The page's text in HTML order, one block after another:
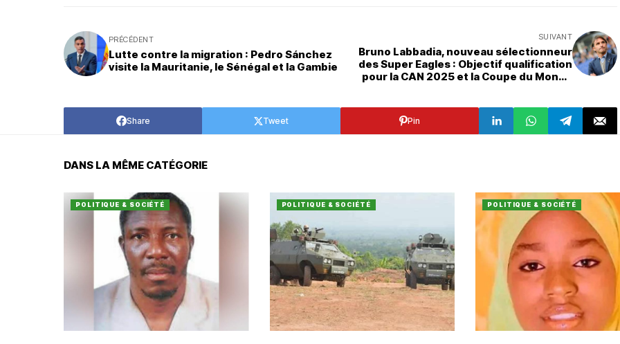
PRÉCÉDENT
Lutte contre la migration : Pedro Sánchez
visite la Mauritanie, le Sénégal et la Gambie
SUIVANT
Bruno Labbadia, nouveau sélectionneur
des Super Eagles : Objectif qualification
pour la CAN 2025 et la Coupe du Monde
Share Tweet Pin
DANS LA MÊME CATÉGORIE
POLITIQUE & SOCIÉTÉ POLITIQUE & SOCIÉTÉ POLITIQUE & SOCIÉTÉ